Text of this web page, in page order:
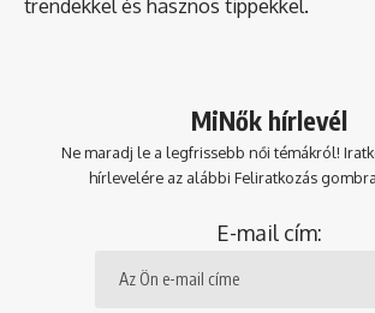
MiNők hírlevél
Ne maradj le a legfrissebb női témákról!
hírlevelére az alábbi Feliratkozás
E-mail cím: